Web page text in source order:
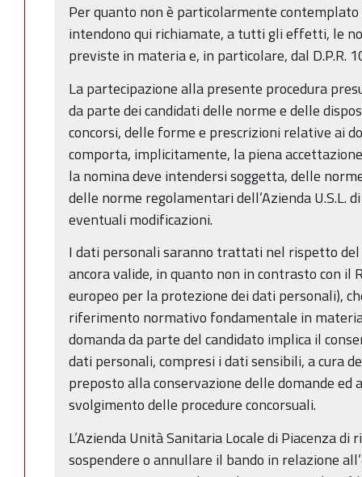
Per quanto non è particolarmente
intendono qui richiamate, a tutti gli effetti, le
previste in materia e, in particolare, dal D.P.R.
La partecipazione alla presente procedura
da parte dei candidati delle norme e delle
concorsi, delle forme e prescrizioni relative ai
comporta, implicitamente, la piena
la nomina deve intendersi soggetta, delle
delle norme regolamentari dell’Azienda U.S.L.
eventuali modificazioni.
I dati personali saranno trattati nel rispetto
ancora valide, in quanto non in contrasto con il
europeo per la protezione dei dati personali),
riferimento normativo fondamentale in
domanda da parte del candidato implica il
dati personali, compresi i dati sensibili, a cura
preposto alla conservazione delle domande ed
svolgimento delle procedure concorsuali.
L’Azienda Unità Sanitaria Locale di Piacenza
sospendere o annullare il bando in relazione